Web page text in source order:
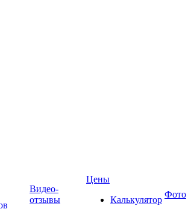
Видео-
отзывы
Цены
Калькулятор
Фото